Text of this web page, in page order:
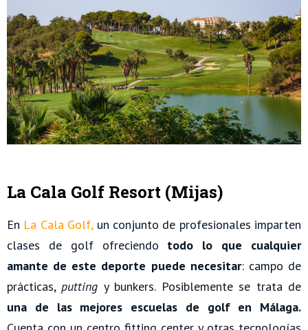
La Cala Golf Resort (Mijas)
En La Cala Golf,un conjunto de profesionales imparten
clases de golf ofreciendo todo lo que cualquier
amante de este deporte puede necesitar: campo de
prácticas,putting y bunkers. Posiblemente se trata de
una de las mejores escuelas de golf en Málaga.